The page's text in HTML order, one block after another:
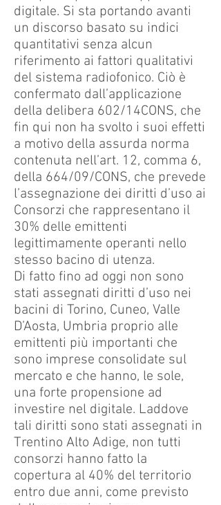
digitale. Si sta portando avanti
un discorso basato su indici
quantitativi senza alcun
riferimento ai fattori qualitativi
del sistema radiofonico. Ciò è
confermato dall’applicazione
della delibera 602/14CONS, che
fin qui non ha svolto i suoi effetti
a motivo della assurda norma
contenuta nell’art. 12, comma 6,
della 664/09/CONS, che prevede
l’assegnazione dei diritti d’uso ai
Consorzi che rappresentano il
30% delle emittenti
legittimamente operanti nello
stesso bacino di utenza.
Di fatto fino ad oggi non sono
stati assegnati diritti d’uso nei
bacini di Torino, Cuneo, Valle
D’Aosta, Umbria proprio alle
emittenti più importanti che
sono imprese consolidate sul
mercato e che hanno, le sole,
una forte propensione ad
investire nel digitale. Laddove
tali diritti sono stati assegnati in
Trentino Alto Adige, non tutti
consorzi hanno fatto la
copertura al 40% del territorio
entro due anni, come previsto